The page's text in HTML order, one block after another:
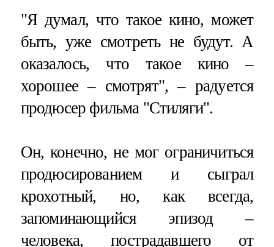
"Я думал, что такое кино, может
быть, уже смотреть не будут. А
оказалось, что такое кино –
хорошее – смотрят", – радуется
продюсер фильма "Стиляги".
Он, конечно, не мог ограничиться
продюсированием и сыграл
крохотный, но, как всегда,
запоминающийся эпизод –
человека, пострадавшего от